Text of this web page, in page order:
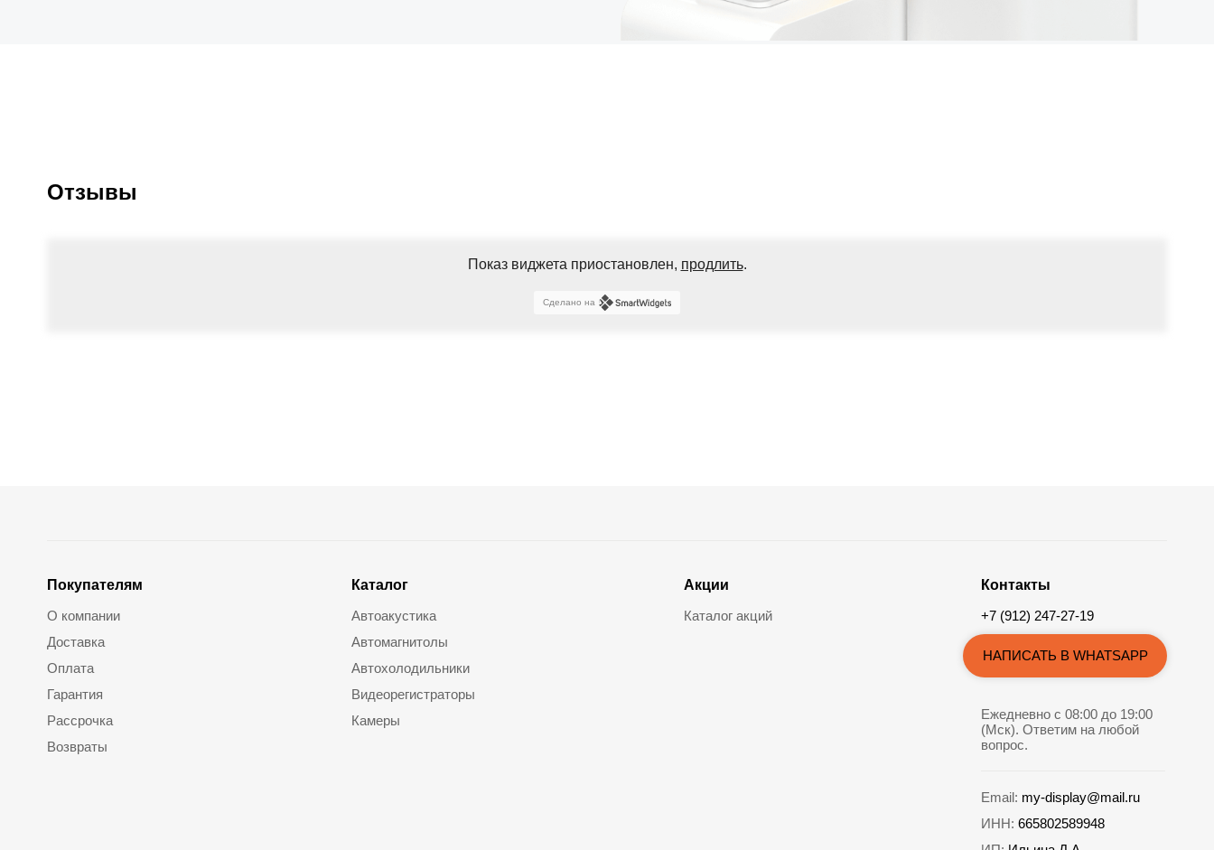
Отзывы
Показ виджета приостановлен, продлить.
Сделано на
Покупателям
О компании
Доставка
Оплата
Гарантия
Рассрочка
Возвраты
Каталог
Автоакустика
Автомагнитолы
Автохолодильники
Видеорегистраторы
Камеры
Акции
Каталог акций
Контакты
+7 (912) 247-27-19
НАПИСАТЬ В WHATSAPP
Ежедневно с 08:00 до 19:00
(Мск). Ответим на любой
вопрос.
Email: my-display@mail.ru
ИНН: 665802589948